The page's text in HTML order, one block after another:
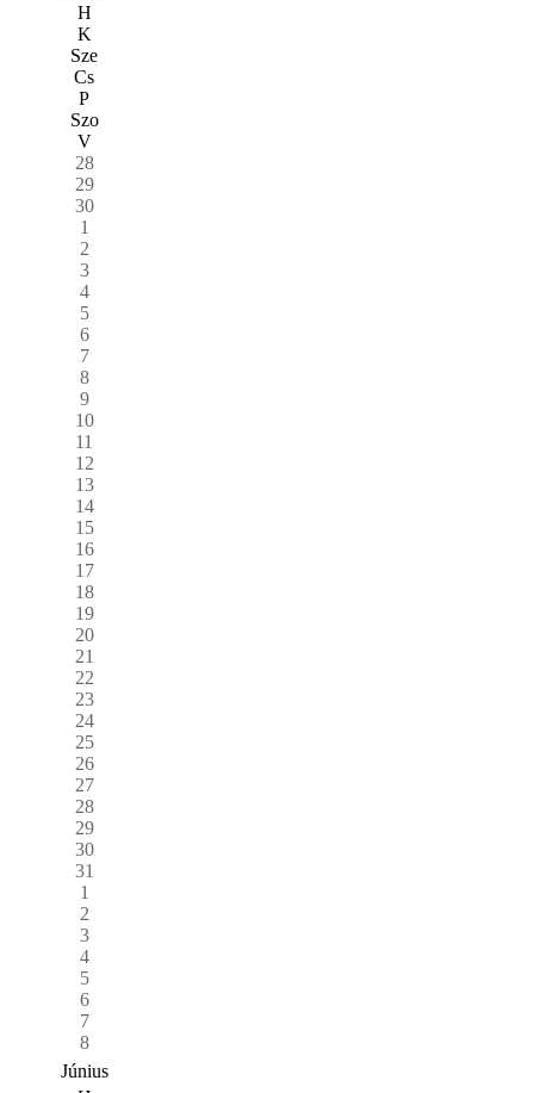
H
K
Sze
Cs
P
Szo
V
28
29
30
1
2
3
4
5
6
7
8
9
10
11
12
13
14
15
16
17
18
19
20
21
22
23
24
25
26
27
28
29
30
31
1
2
3
4
5
6
7
8
Június